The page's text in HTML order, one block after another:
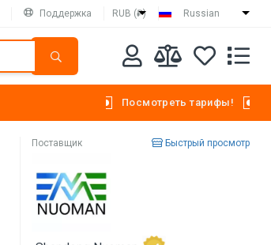
Поддержка RUB (₽) Russian
Посмотреть тарифы!
Поставщик Быстрый просмотр